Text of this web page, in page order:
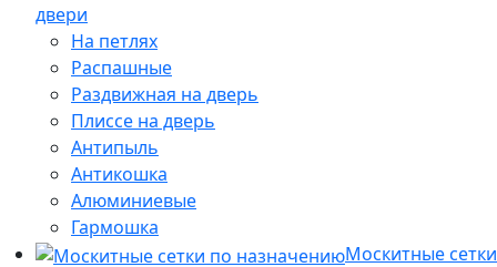
двери
На петлях
Распашные
Раздвижная на дверь
Плиссе на дверь
Антипыль
Антикошка
Алюминиевые
Гармошка
Москитные сетки